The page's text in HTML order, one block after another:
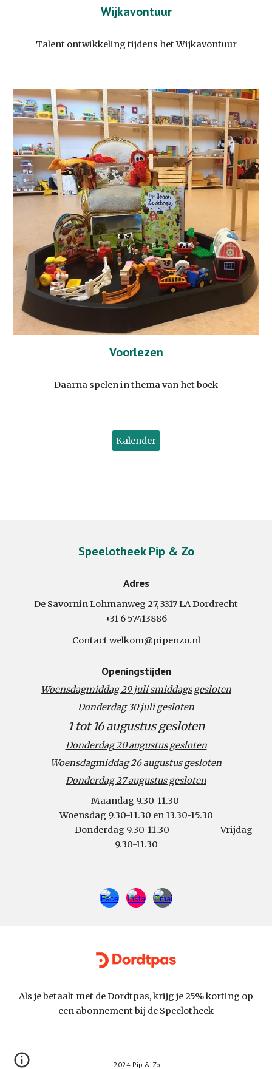
Wijkavontuur
Talent ontwikkeling tijdens het Wijkavontuur
Voorlezen
Daarna spelen in thema van het boek
Kalender
Speelotheek Pip & Zo
Adres
De Savornin Lohmanweg 27, 3317 LA Dordrecht
+31 6 57413886
Contact welkom@pipenzo.nl
Openingstijden
Woensdagmiddag 29 juli smiddags gesloten
Donderdag 30 juli gesloten
1 tot 16 augustus gesloten
Donderdag 20 augustus gesloten
Woensdagmiddag 26 augustus gesloten
Donderdag 27 augustus gesloten
Maandag 9.30-11.30
Woensdag 9.30-11.30 en 13.30-15.30
Donderdag 9.30-11.30 Vrijdag
9.30-11.30
Als je betaalt met de Dordtpas, krijg je 25% korting op
een abonnement bij de Speelotheek
2024 Pip & Zo